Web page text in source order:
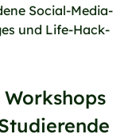
Social-Media-
und Life-Hack-